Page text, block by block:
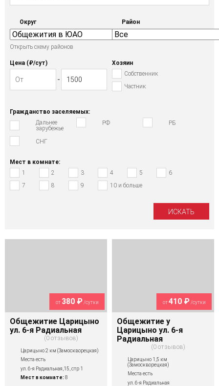
Округ
Открыть схему районов
Район
Цена (₽/cут)
Хозяин
Собственник
Частник
Гражданство заселяемых:
Дальнее
зарубежье
РФ РБ
СНГ
Мест в комнате:
1
2 3 4 5
6
7
8 9 10 и больше
от 380 ₽/сутки
Общежитие Царицыно
ул. 6-я Радиальная
0 отзывов
Царицыно 2 км (Замоскворецкая)
Места есть
ул. 6-я Радиальная,15, стр 1
Мест в комнате: 8
от410 ₽/сутки
Общежитие у
Царицыно ул. 6-я
Радиальная
0 отзывов
Царицыно 1,5 км
(Замоскворецкая)
Места есть
ул. 6-я Радиальная